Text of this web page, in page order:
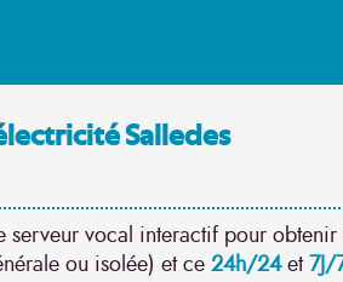
Salledes
serveur vocal interactif pour
ou isolée) et ce 24h/24et7J/